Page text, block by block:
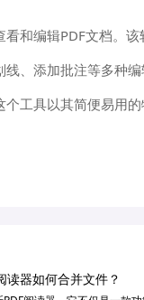
和编辑PDF文档。
、添加批注等多种
工具以其简便易用
器如何合并文件？